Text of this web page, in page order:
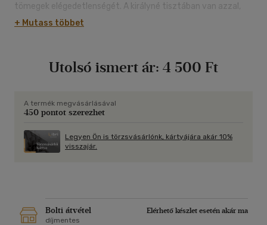
tömegek elégedetlenségét. A királyné tisztában van azzal,
hogy ha nem adnak olcsó kenyeret az éhes és dühös
párizsiaknak, akkor a zendülés elsöpörheti a királyi udvart.
Rose-t és a káprázatos hajkölteményeit kreáló Léonard-t, a
veszélyes: halálos átokkal sújt mindenkit, aki a véres múltú
aranyszobor közelébe kerül...
+ Mutass többet
Utolsó ismert ár: 4 500 Ft
A termék megvásárlásával
450 pontot szerezhet
Legyen Ön is törzsvásárlónk, kártyájára akár 10%
visszajár.
Bolti átvétel
Elérhető készlet esetén akár ma
díjmentes